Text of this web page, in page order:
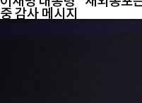
중 감사 메시지